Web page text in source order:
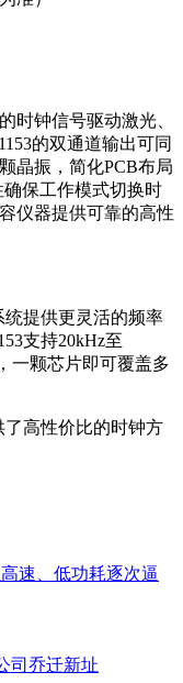
时钟信号驱动激光、
的双通道输出可同
晶振，简化PCB布局
保工作模式切换时
仪器提供可靠的高性
统提供更灵活的频率
支持20kHz至
一颗芯片即可覆盖多
了高性价比的时钟方
速、低功耗逐次逼
司乔迁新址